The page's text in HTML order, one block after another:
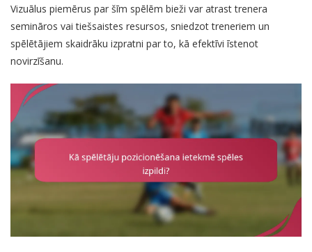
Vizuālus piemērus par šīm spēlēm bieži var atrast trenera
semināros vai tiešsaistes resursos, sniedzot treneriem un
spēlētājiem skaidrāku izpratni par to, kā efektīvi īstenot
novirzīšanu.